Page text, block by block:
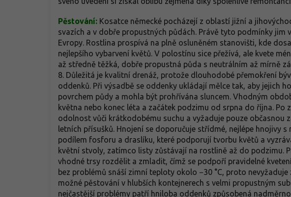
Pěstování: Kosatce německé pocházejí z oblastí jižní a
svazích a v dobře propustných půdách. Právě tyto podmínky jim
Evropy. Rostlina prospívá na plně osluněném stanovišti, kde
nejlepšího vybarvení květů. V polostínu sice přežívá, ale kvete
až středně těžká, dobře propustná půda s neutrálním až mírně
8. Důležitá je kvalitní drenáž, protože dlouhodobé přemokření
oddenků. Při výsadbě se oddenky ukládají mělce tak, aby jejich
povrchem půdy a mohla být prohřívána sluncem. Vhodným
května nebo konec léta a začátek podzimu od srpna do října. Po
odolnost vůči krátkodobému suchu a vyžaduje pouze občasnou
letních přísušků. Hnojení se doporučuje střídmé, nejlépe hnojivy s
podílem fosforu a draslíku, které podporují tvorbu květů a
květní stvoly, zatímco listy zůstávají na rostlině až do podzimu.
vhodné trsy rozdělit a zmladit, čímž se podpoří pravidelné
bez problémů snáší zimní teploty okolo −30 °C, proto
možné pěstování v hlubších kontejnerech s velmi propustným
nejčastější problémy patří hniloba oddenků způsobená